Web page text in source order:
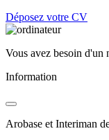
Déposez votre CV
Vous avez besoin
Information
Arobase et Interiman